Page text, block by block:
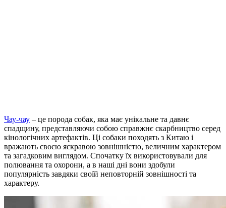
Чау-чау – це порода собак, яка має унікальне та давнє
спадщину, представляючи собою справжнє скарбництво серед
кінологічних артефактів. Ці собаки походять з Китаю і
вражають своєю яскравою зовнішністю, величним характером
та загадковим виглядом. Спочатку їх використовували для
полювання та охорони, а в наші дні вони здобули
популярність завдяки своїй неповторній зовнішності та
характеру.